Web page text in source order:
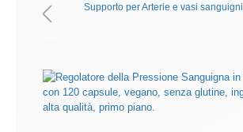
Supporto per Arterie e vasi sanguigni